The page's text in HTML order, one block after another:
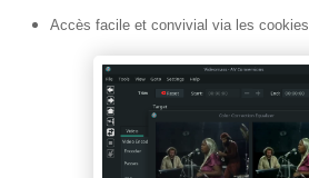
Accès facile et convivial via les cookies.